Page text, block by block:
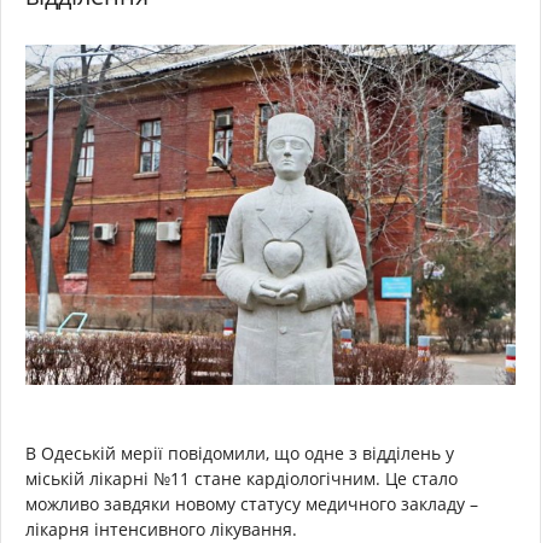
В Одеській мерії повідомили, що одне з відділень у
міській лікарні №11 стане кардіологічним. Це стало
можливо завдяки новому статусу медичного закладу –
лікарня інтенсивного лікування.